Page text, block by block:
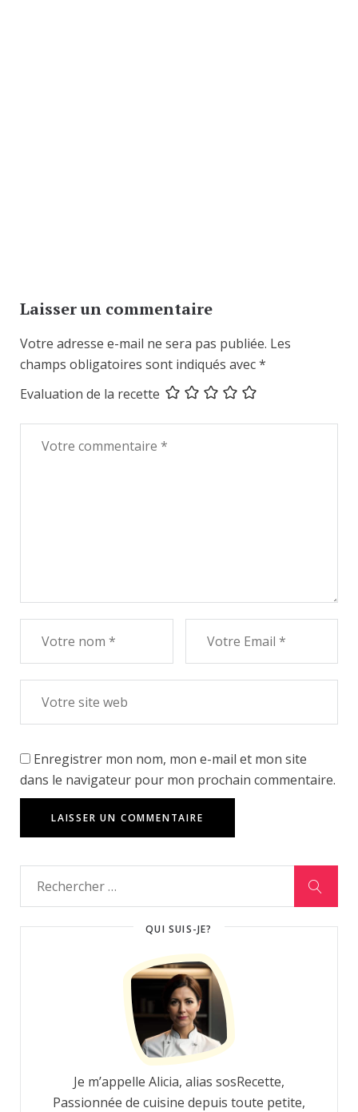
Laisser un commentaire
Votre adresse e-mail ne sera pas publiée. Les
champs obligatoires sont indiqués avec*
Evaluation de la recette
Enregistrer mon nom, mon e-mail et mon site
dans le navigateur pour mon prochain commentaire.
QUI SUIS-JE?
Je m’appelle Alicia, alias sosRecette,
Passionnée de cuisine depuis toute petite,